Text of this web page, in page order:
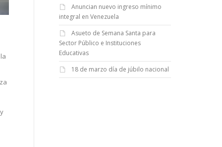
Anuncian nuevo ingreso mínimo
integral en Venezuela
Asueto de Semana Santa para
Sector Público e Instituciones
Educativas
18 de marzo día de júbilo nacional